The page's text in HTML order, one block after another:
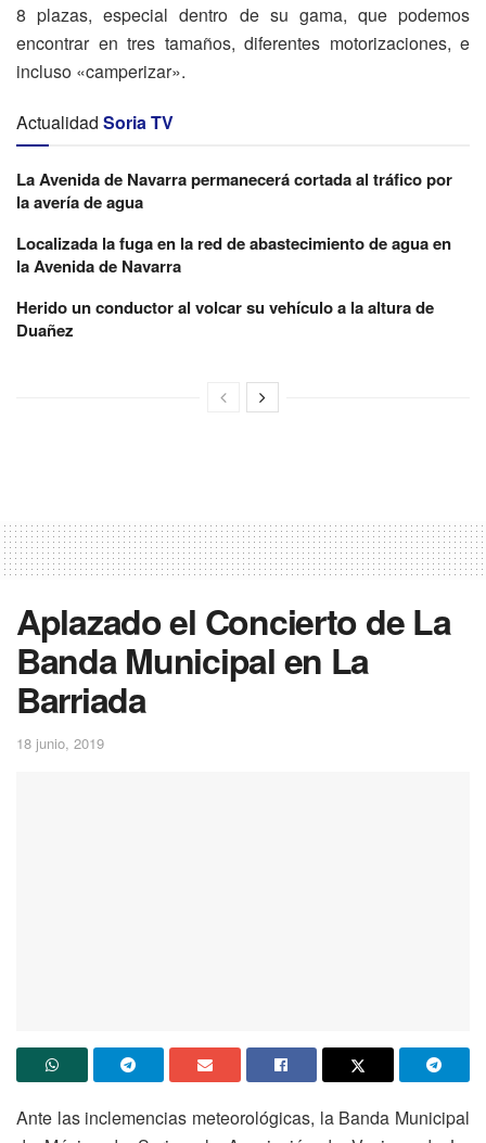
8 plazas, especial dentro de su gama, que podemos
encontrar en tres tamaños, diferentes motorizaciones, e
incluso «camperizar».
Actualidad Soria TV
La Avenida de Navarra permanecerá cortada al tráfico por
la avería de agua
Localizada la fuga en la red de abastecimiento de agua en
la Avenida de Navarra
Herido un conductor al volcar su vehículo a la altura de
Duañez
Aplazado el Concierto de La
Banda Municipal en La
Barriada
18 junio, 2019
Ante las inclemencias meteorológicas, la Banda Municipal